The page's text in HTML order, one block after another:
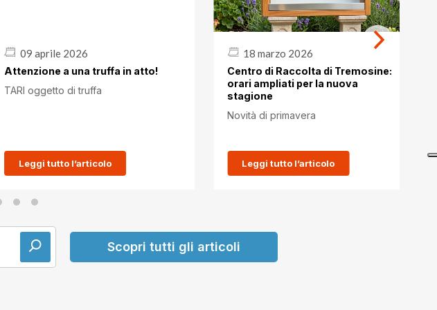
09 aprile 2026
Attenzione a una truffa in atto!
TARI oggetto di truffa
Leggi tutto l’articolo
18 marzo 2026
Centro di Raccolta di Tremosine:
orari ampliati per la nuova
stagione
Novità di primavera
Leggi tutto l’articolo
Scopri tutti gli articoli